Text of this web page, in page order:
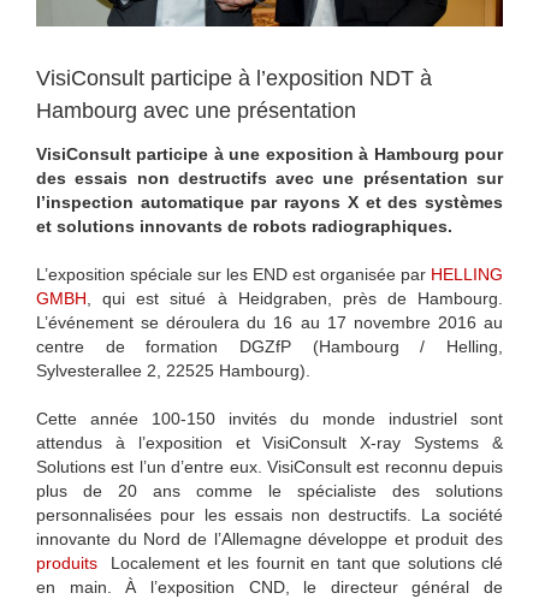
VisiConsult participe à l’exposition NDT à
Hambourg avec une présentation
VisiConsult participe à une exposition à Hambourg pour
des essais non destructifs avec une présentation sur
l’inspection automatique par rayons X et des systèmes
et solutions innovants de robots radiographiques.
L’exposition spéciale sur les END est organisée par HELLING
GMBH , qui est situé à Heidgraben, près de Hambourg.
L’événement se déroulera du 16 au 17 novembre 2016 au
centre de formation DGZfP (Hambourg / Helling,
Sylvesterallee 2, 22525 Hambourg).
Cette année 100-150 invités du monde industriel sont
attendus à l’exposition et VisiConsult X-ray Systems &
Solutions est l’un d’entre eux. VisiConsult est reconnu depuis
plus de 20 ans comme le spécialiste des solutions
personnalisées pour les essais non destructifs. La société
innovante du Nord de l’Allemagne développe et produit des
produits Localement et les fournit en tant que solutions clé
en main. À l’exposition CND, le directeur général de